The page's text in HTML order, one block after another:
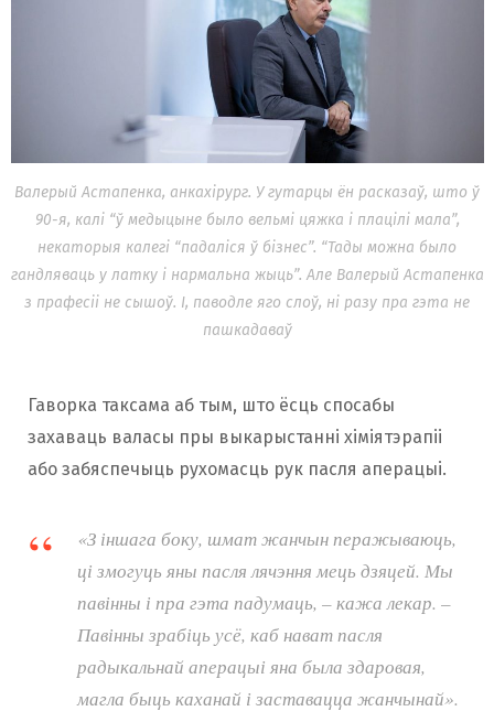
Валерый Астапенка, анкахірург. У гутарцы ён расказаў, што ў
90-я, калі “ў медыцыне было вельмі цяжка і плацілі мала”,
некаторыя калегі “падаліся ў бізнес”. “Тады можна было
гандляваць у латку і нармальна жыць”. Але Валерый Астапенка
з прафесіі не сышоў. І, паводле яго слоў, ні разу пра гэта не
пашкадаваў
Гаворка таксама аб тым, што ёсць спосабы
захаваць валасы пры выкарыстанні хіміятэрапіі
або забяспечыць рухомасць рук пасля аперацыі.
«З іншага боку, шмат жанчын перажываюць,
ці змогуць яны пасля лячэння мець дзяцей. Мы
павінны і пра гэта падумаць, – кажа лекар. –
Павінны зрабіць усё, каб нават пасля
радыкальнай аперацыі яна была здаровая,
магла быць каханай і заставацца жанчынай».